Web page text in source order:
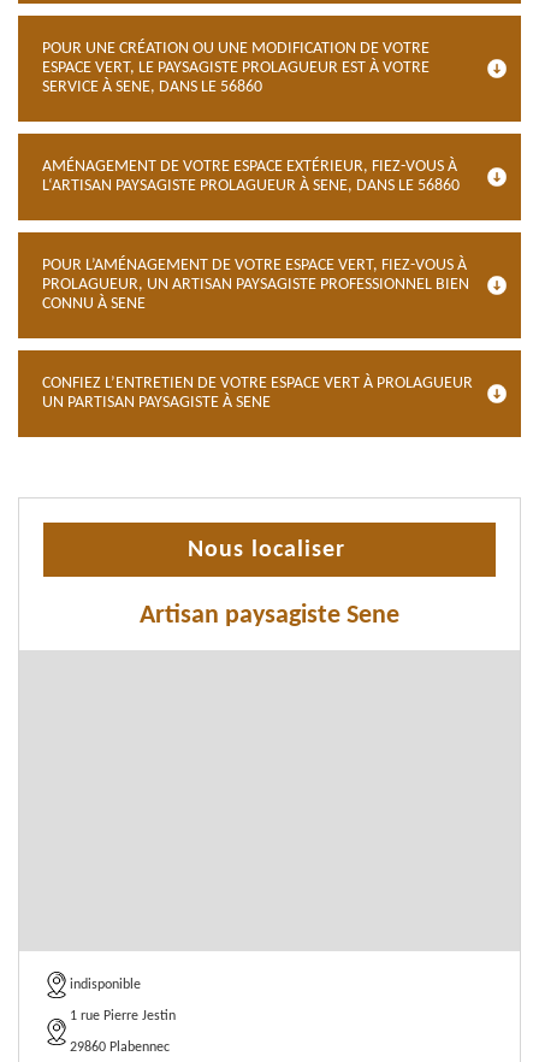
POUR UNE CRÉATION OU UNE MODIFICATION DE VOTRE
ESPACE VERT, LE PAYSAGISTE PROLAGUEUR EST À VOTRE
SERVICE À SENE, DANS LE 56860
AMÉNAGEMENT DE VOTRE ESPACE EXTÉRIEUR, FIEZ-VOUS À
L‘ARTISAN PAYSAGISTE PROLAGUEUR À SENE, DANS LE 56860
POUR L’AMÉNAGEMENT DE VOTRE ESPACE VERT, FIEZ-VOUS À
PROLAGUEUR, UN ARTISAN PAYSAGISTE PROFESSIONNEL BIEN
CONNU À SENE
CONFIEZ L’ENTRETIEN DE VOTRE ESPACE VERT À PROLAGUEUR
UN PARTISAN PAYSAGISTE À SENE
Nous localiser
Artisan paysagiste Sene
indisponible
1 rue Pierre Jestin
29860 Plabennec